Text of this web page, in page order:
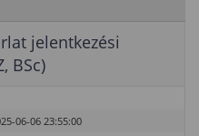
jelentkezési
BSc)
06-06 23:55:00